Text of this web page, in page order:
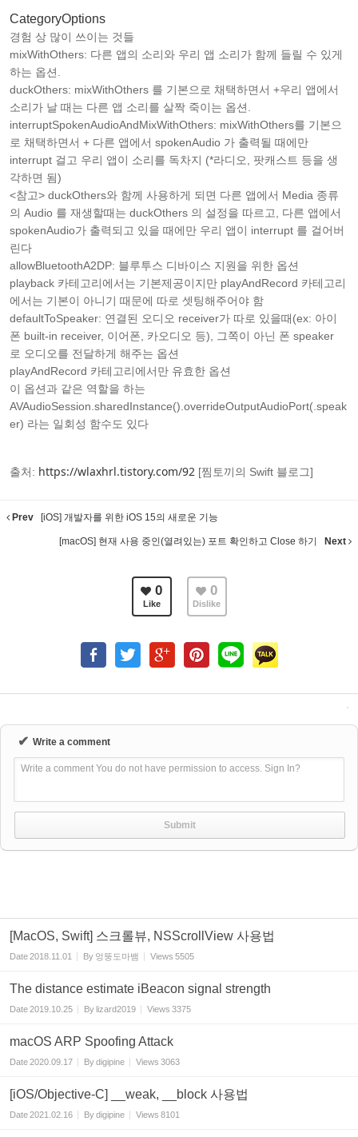
CategoryOptions
경험 상 많이 쓰이는 것들
mixWithOthers: 다른 앱의 소리와 우리 앱 소리가 함께 들릴 수 있게
하는 옵션.
duckOthers: mixWithOthers 를 기본으로 채택하면서 +우리 앱에서
소리가 날 때는 다른 앱 소리를 살짝 죽이는 옵션.
interruptSpokenAudioAndMixWithOthers: mixWithOthers를 기본으
로 채택하면서 + 다른 앱에서 spokenAudio 가 출력될 때에만
interrupt 걸고 우리 앱이 소리를 독차지 (*라디오, 팟캐스트 등을 생
각하면 됨)
<참고> duckOthers와 함께 사용하게 되면 다른 앱에서 Media 종류
의 Audio 를 재생할때는 duckOthers 의 설정을 따르고, 다른 앱에서
spokenAudio가 출력되고 있을 때에만 우리 앱이 interrupt 를 걸어버
린다
allowBluetoothA2DP: 블루투스 디바이스 지원을 위한 옵션
playback 카테고리에서는 기본제공이지만 playAndRecord 카테고리
에서는 기본이 아니기 때문에 따로 셋팅해주어야 함
defaultToSpeaker: 연결된 오디오 receiver가 따로 있을때(ex: 아이
폰 built-in receiver, 이어폰, 카오디오 등), 그쪽이 아닌 폰 speaker
로 오디오를 전달하게 해주는 옵션
playAndRecord 카테고리에서만 유효한 옵션
이 옵션과 같은 역할을 하는
AVAudioSession.sharedInstance().overrideOutputAudioPort(.speak
er) 라는 일회성 함수도 있다
출처: https://wlaxhrl.tistory.com/92 [찜토끼의 Swift 블로그]
Prev [iOS] 개발자를 위한 iOS 15의 새로운 기능
[macOS] 현재 사용 중인(열려있는) 포트 확인하고 Close 하기 Next
0
Like
0
Dislike
✔ Write a comment
Write a comment You do not have permission to access. Sign In?
[MacOS, Swift] 스크롤뷰, NSScrollView 사용법
Date2018.11.01 By 엉뚱도마뱀 Views 5505
The distance estimate iBeacon signal strength
Date2019.10.25 Bylizard2019 Views 3375
macOS ARP Spoofing Attack
Date2020.09.17 Bydigipine Views 3063
[iOS/Objective-C] __weak, __block 사용법
Date2021.02.16 Bydigipine Views 8101